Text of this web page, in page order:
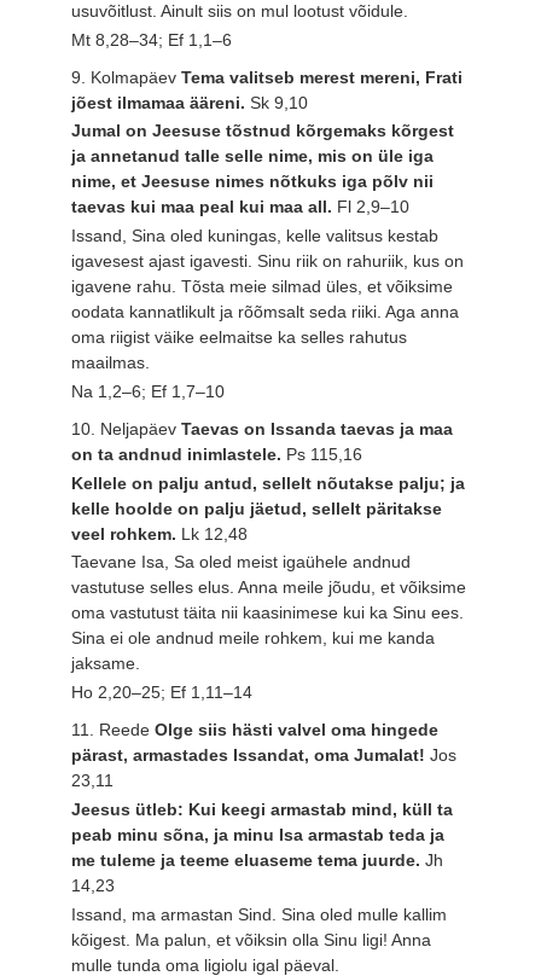
usuvõitlust. Ainult siis on mul lootust võidule.
Mt 8,28–34; Ef 1,1–6
9. KolmapäevTema valitseb merest mereni, Frati
jõest ilmamaa ääreni.Sk 9,10
Jumal on Jeesuse tõstnud kõrgemaks kõrgest
ja annetanud talle selle nime, mis on üle iga
nime, et Jeesuse nimes nõtkuks iga põlv nii
taevas kui maa peal kui maa all. Fl 2,9–10
Issand, Sina oled kuningas, kelle valitsus kestab
igavesest ajast igavesti. Sinu riik on rahuriik, kus on
igavene rahu. Tõsta meie silmad üles, et võiksime
oodata kannatlikult ja rõõmsalt seda riiki. Aga anna
oma riigist väike eelmaitse ka selles rahutus
maailmas.
Na 1,2–6; Ef 1,7–10
10. NeljapäevTaevas on Issanda taevas ja maa
on ta andnud inimlastele. Ps 115,16
Kellele on palju antud, sellelt nõutakse palju; ja
kelle hoolde on palju jäetud, sellelt päritakse
veel rohkem. Lk 12,48
Taevane Isa, Sa oled meist igaühele andnud
vastutuse selles elus. Anna meile jõudu, et võiksime
oma vastutust täita nii kaasinimese kui ka Sinu ees.
Sina ei ole andnud meile rohkem, kui me kanda
jaksame.
Ho 2,20–25; Ef 1,11–14
11. ReedeOlge siis hästi valvel oma hingede
pärast, armastades Issandat, oma Jumalat!Jos
23,11
Jeesus ütleb: Kui keegi armastab mind, küll ta
peab minu sõna, ja minu Isa armastab teda ja
me tuleme ja teeme eluaseme tema juurde.Jh
14,23
Issand, ma armastan Sind. Sina oled mulle kallim
kõigest. Ma palun, et võiksin olla Sinu ligi! Anna
mulle tunda oma ligiolu igal päeval.